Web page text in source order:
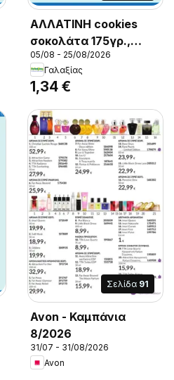
ΑΛΛΑΤΙΝΗ cookies
σοκολάτα 175γρ.,
ΑΛΛΑΤΙΝΗ cookies
σοκολάτα 175γρ.
05/08 - 25/08/2026
Γαλαξίας
1,34 €
Σελίδα 91
Avon - Καμπάνια
8/2026
31/07 - 31/08/2026
Avon